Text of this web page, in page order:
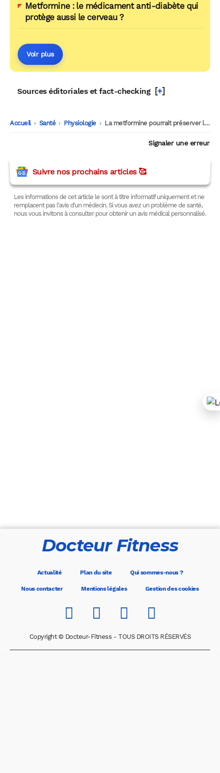
Metformine : le médicament anti-diabète qui
protège aussi le cerveau ?
Voir plus
Sources éditoriales et fact-checking [+]
Accueil -
Santé -
Physiologie -
La metformine pourrait préserver la force et la mobilité
Signaler une erreur
Suivre nos prochains articles 🥰
Les informations de cet article le sont à titre informatif uniquement et ne
remplacent pas l'avis d'un médecin. Si vous avez un problème de santé,
nous vous invitons à consulter pour obtenir un avis médical personnalisé.
Docteur Fitness
Actualité Plan du site Qui sommes-nous ?
Nous contacter Mentions légales Gestion des cookies
Copyright © Docteur-Fitness - TOUS DROITS RÉSERVÉS